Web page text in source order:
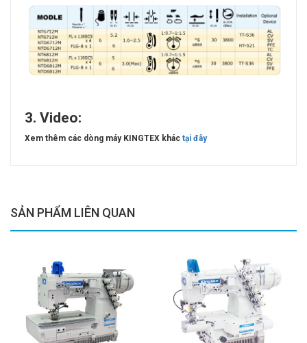
3. Video:
Xem thêm các dòng máy KINGTEX khác tại đây
SẢN PHẨM LIÊN QUAN